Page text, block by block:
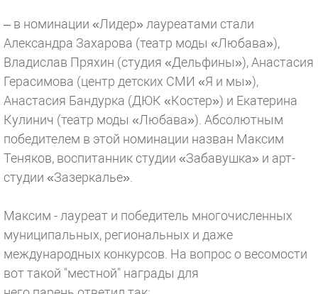
– в номинации «Лидер» лауреатами стали
Александра Захарова (театр моды «Любава»),
Владислав Пряхин (студия «Дельфины»), Анастасия
Герасимова (центр детских СМИ «Я и мы»),
Анастасия Бандурка (ДЮК «Костер») и Екатерина
Кулинич (театр моды «Любава»). Абсолютным
победителем в этой номинации назван Максим
Теняков, воспитанник студии «Забавушка» и арт-
студии «Зазеркалье».
Максим - лауреат и победитель многочисленных
муниципальных, региональных и даже
международных конкурсов. На вопрос о весомости
вот такой "местной" награды для